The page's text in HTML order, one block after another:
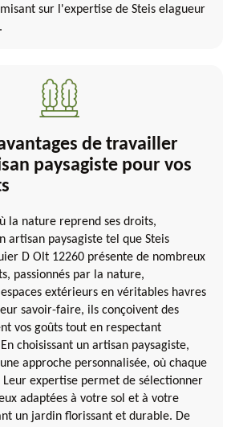
sur l'expertise de Steis elagueur
de travailler
paysagiste pour vos
la nature reprend ses droits,
artisan paysagiste tel que Steis
D Olt 12260 présente de nombreux
passionnés par la nature,
extérieurs en véritables havres
savoir-faire, ils conçoivent des
vos goûts tout en respectant
choisissant un artisan paysagiste,
approche personnalisée, où chaque
expertise permet de sélectionner
adaptées à votre sol et à votre
un jardin florissant et durable. De